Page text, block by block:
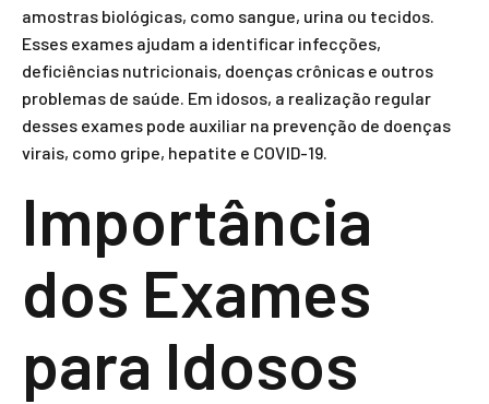
amostras biológicas, como sangue, urina ou tecidos.
Esses exames ajudam a identificar infecções,
deficiências nutricionais, doenças crônicas e outros
problemas de saúde. Em idosos, a realização regular
desses exames pode auxiliar na prevenção de doenças
virais, como gripe, hepatite e COVID-19.
Importância
dos Exames
para Idosos